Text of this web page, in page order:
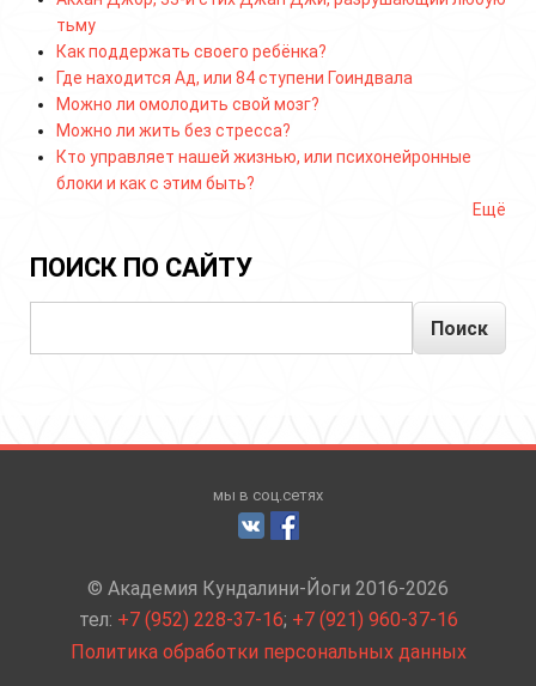
тьму
Как поддержать своего ребёнка?
Где находится Ад, или 84 ступени Гоиндвала
Можно ли омолодить свой мозг?
Можно ли жить без стресса?
Кто управляет нашей жизнью, или психонейронные
блоки и как с этим быть?
Ещё
ПОИСК ПО САЙТУ
мы в соц.сетях
© Академия Кундалини-Йоги 2016-2026
тел: +7 (952) 228-37-16; +7 (921) 960-37-16
Политика обработки персональных данных